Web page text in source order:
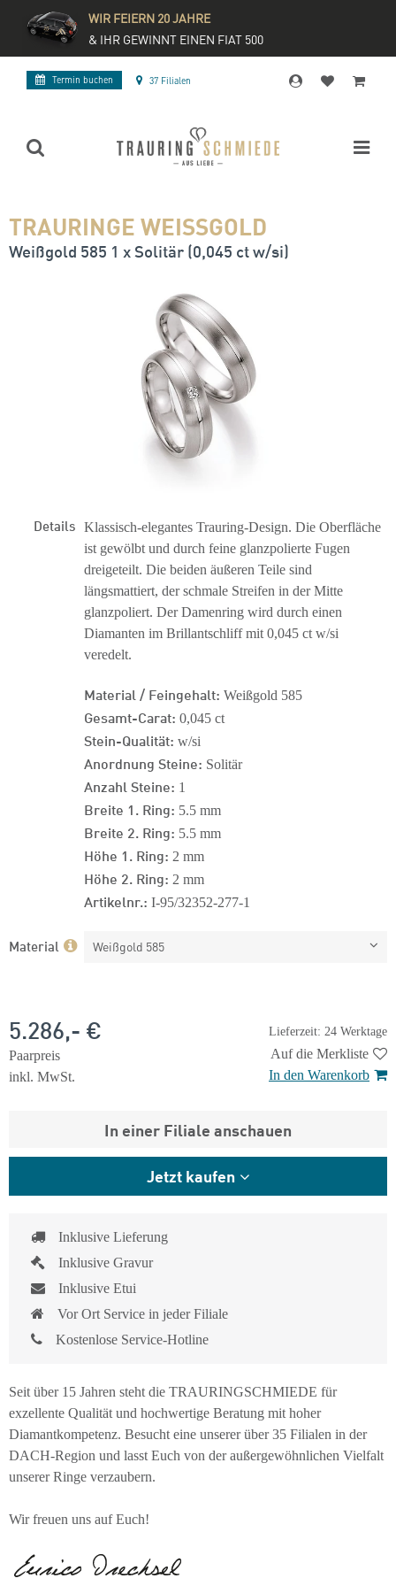
WIR FEIERN 20 JAHRE
& IHR GEWINNT EINEN FIAT 500
Termin buchen 37 Filialen
TRAURINGE WEISSGOLD
Weißgold 585 1 x Solitär (0,045 ct w/si)
Details Klassisch-elegantes Trauring-Design. Die Oberfläche
ist gewölbt und durch feine glanzpolierte Fugen
dreigeteilt. Die beiden äußeren Teile sind
längsmattiert, der schmale Streifen in der Mitte
glanzpoliert. Der Damenring wird durch einen
Diamanten im Brillantschliff mit 0,045 ct w/si
veredelt.
Material / Feingehalt: Weißgold 585
Gesamt-Carat: 0,045 ct
Stein-Qualität: w/si
Anordnung Steine: Solitär
Anzahl Steine: 1
Breite 1. Ring: 5.5 mm
Breite 2. Ring: 5.5 mm
Höhe 1. Ring: 2 mm
Höhe 2. Ring: 2 mm
Artikelnr.: I-95/32352-277-1
Material Weißgold 585
Lieferzeit: 24 Werktage
5.286,- €
Paarpreis
inkl. MwSt.
Auf die Merkliste
In den Warenkorb
In einer Filiale anschauen
Jetzt kaufen
Inklusive Lieferung
Inklusive Gravur
Inklusive Etui
Vor Ort Service in jeder Filiale
Kostenlose Service-Hotline
Seit über 15 Jahren steht die TRAURINGSCHMIEDE für
exzellente Qualität und hochwertige Beratung mit hoher
Diamantkompetenz. Besucht eine unserer über 35 Filialen in der
DACH-Region und lasst Euch von der außergewöhnlichen Vielfalt
unserer Ringe verzaubern.
Wir freuen uns auf Euch!